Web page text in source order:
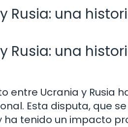
Rusia: una
Rusia: una
entre Ucrania y Rusia
Esta disputa, que
tenido un impacto